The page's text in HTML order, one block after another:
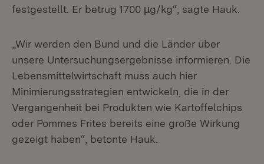
festgestellt. Er betrug 1700 µg/kg“, sagte Hauk.
„Wir werden den Bund und die Länder über
unsere Untersuchungsergebnisse informieren. Die
Lebensmittelwirtschaft muss auch hier
Minimierungsstrategien entwickeln, die in der
Vergangenheit bei Produkten wie Kartoffelchips
oder Pommes Frites bereits eine große Wirkung
gezeigt haben“, betonte Hauk.